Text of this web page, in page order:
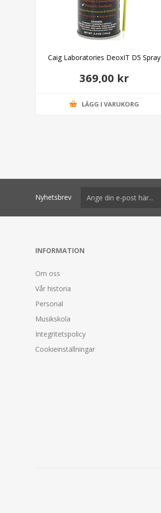
Caig Laboratories DeoxIT D5 Spray
369,00 kr
LÄGG I VARUKORG
Nyhetsbrev
INFORMATION
Om oss
Vår historia
Personal
Musikskola
Integritetspolicy
Cookieinställningar